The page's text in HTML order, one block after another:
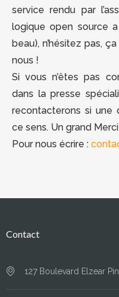
service rendu par
logique open source
beau), n’hésitez pas,
nous !
Si vous n’êtes pas
dans la presse
recontacterons si une
ce sens. Un grand Merci
Pour nous écrire :
Contact
127 Boulevard Elzear